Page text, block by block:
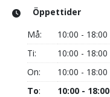
Öppettider
Må:
10:00 - 18:00
Ti:
10:00 - 18:00
On:
10:00 - 18:00
To:
10:00 - 18:00